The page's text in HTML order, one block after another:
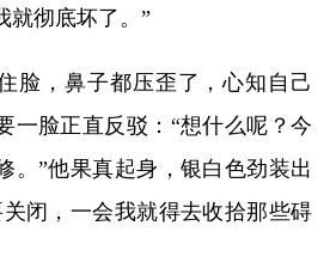
就彻底坏了。”
脸，鼻子都压歪了，心知自己
一脸正直反驳：“想什么呢？今
。”他果真起身，银白色劲装出
闭，一会我就得去收拾那些碍